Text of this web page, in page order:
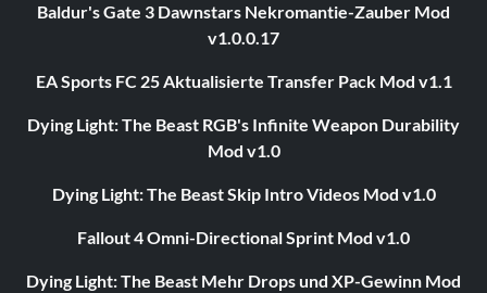
Baldur's Gate 3 Dawnstars Nekromantie-Zauber Mod
v1.0.0.17
EA Sports FC 25 Aktualisierte Transfer Pack Mod v1.1
Dying Light: The Beast RGB's Infinite Weapon Durability
Mod v1.0
Dying Light: The Beast Skip Intro Videos Mod v1.0
Fallout 4 Omni-Directional Sprint Mod v1.0
Dying Light: The Beast Mehr Drops und XP-Gewinn Mod